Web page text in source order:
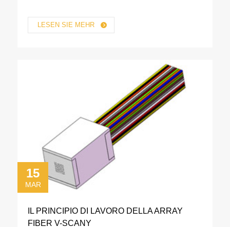
LESEN SIE MEHR
15
MAR
IL PRINCIPIO DI LAVORO DELLA ARRAY
FIBER V-SCANY